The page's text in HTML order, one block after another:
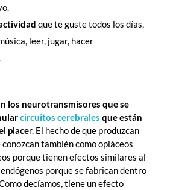
que te guste todos los días,
leer, jugar, hacer
los neurotransmisores que se
circuitos cerebrales que están
placer. El hecho de que produzcan
conozcan también como opiáceos
porque tienen efectos similares al
porque se fabrican dentro
decíamos, tiene un efecto